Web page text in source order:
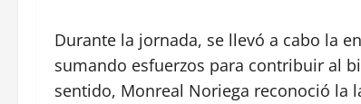
Durante la jornada, se llevó a cabo la
sumando esfuerzos para contribuir al
sentido, Monreal Noriega reconoció la